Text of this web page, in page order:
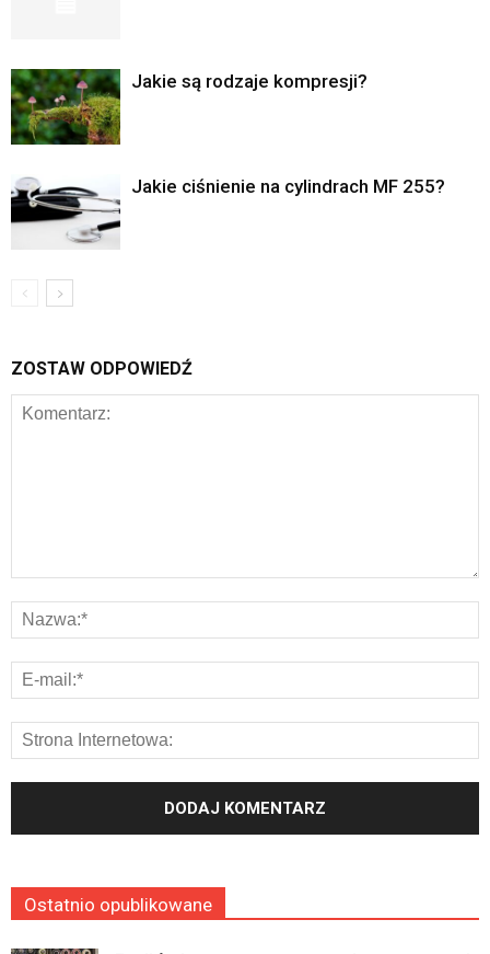
Jakie są rodzaje kompresji?
Jakie ciśnienie na cylindrach MF 255?
ZOSTAW ODPOWIEDŹ
Ostatnio opublikowane